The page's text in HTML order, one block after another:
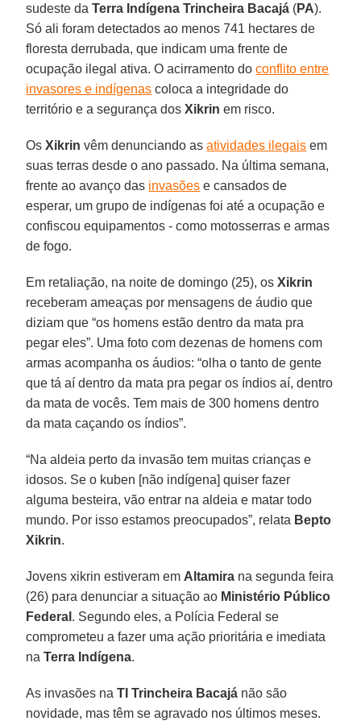
sudeste daTerra Indígena Trincheira Bacajá (PA).
Só ali foram detectados ao menos 741 hectares de
floresta derrubada, que indicam uma frente de
ocupação ilegal ativa. O acirramento doconflito entre
invasores e indígenas coloca a integridade do
território e a segurança dosXikrin em risco.
OsXikrin vêm denunciando asatividades ilegais em
suas terras desde o ano passado. Na última semana,
frente ao avanço das invasões e cansados de
esperar, um grupo de indígenas foi até a ocupação e
confiscou equipamentos - como motosserras e armas
de fogo.
Em retaliação, na noite de domingo (25), osXikrin
receberam ameaças por mensagens de áudio que
diziam que “os homens estão dentro da mata pra
pegar eles”. Uma foto com dezenas de homens com
armas acompanha os áudios: “olha o tanto de gente
que tá aí dentro da mata pra pegar os índios aí, dentro
da mata de vocês. Tem mais de 300 homens dentro
da mata caçando os índios”.
“Na aldeia perto da invasão tem muitas crianças e
idosos. Se o kuben [não indígena] quiser fazer
alguma besteira, vão entrar na aldeia e matar todo
mundo. Por isso estamos preocupados”, relata Bepto
Xikrin.
Jovens xikrin estiveram em Altamira na segunda feira
(26) para denunciar a situação ao Ministério Público
Federal . Segundo eles, a Polícia Federal se
comprometeu a fazer uma ação prioritária e imediata
naTerra Indígena.
As invasões naTI Trincheira Bacajá não são
novidade, mas têm se agravado nos últimos meses.